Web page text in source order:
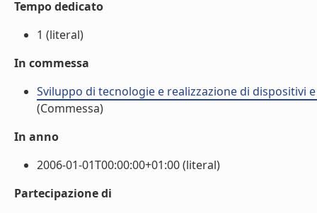
Tempo dedicato
1 (literal)
In commessa
Sviluppo di tecnologie e realizzazione di dispositivi
(Commessa)
In anno
2006-01-01T00:00:00+01:00 (literal)
Partecipazione di